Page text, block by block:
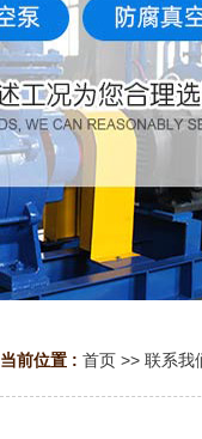
当前位置 : 首页 >> 联系我